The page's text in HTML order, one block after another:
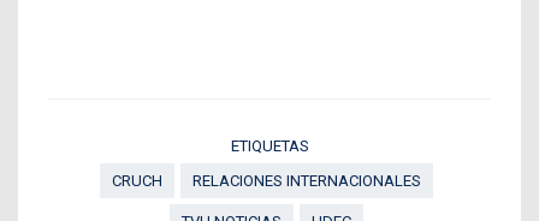
ETIQUETAS
CRUCH
RELACIONES INTERNACIONALES